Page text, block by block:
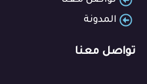
المدونة
تواصل معنا